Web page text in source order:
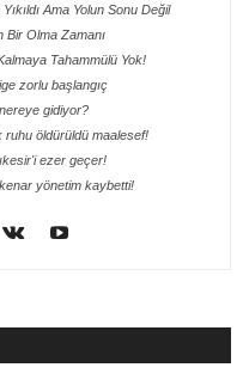
Ama Yolun Sonu Değil
Bir Olma Zamanı
Tahammülü Yok!
zorlu başlangıç
gidiyor?
ruhu öldürüldü maalesef!
ezer geçer!
yönetim kaybetti!